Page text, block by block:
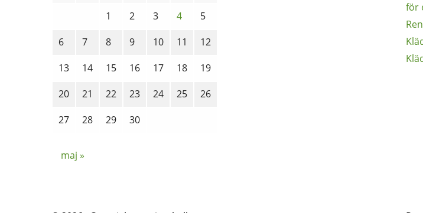
1
2 3 4
5
6
7 8 9 10 11
12
13
14 15 16 17 18
19
20
21 22 23 24 25
26
27
28 29 30
maj »
för